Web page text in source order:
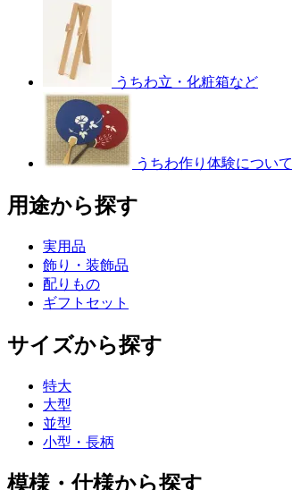
うちわ立・化粧箱など
うちわ作り体験について
用途から探す
実用品
飾り・装飾品
配りもの
ギフトセット
サイズから探す
特大
大型
並型
小型・長柄
模様・仕様から探す